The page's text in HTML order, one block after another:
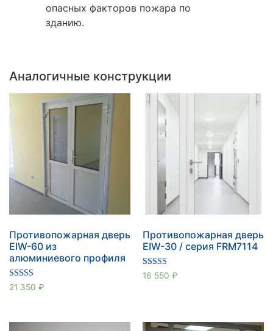
опасных факторов пожара по
зданию.
Аналогичные конструкции
Противопожарная дверь
EIW-60 из
алюминиевого профиля
Оценка
5.00
21 350 ₽
Противопожарная дверь
EIW-30 / серия FRM7114
Оценка
5.00
16 550 ₽